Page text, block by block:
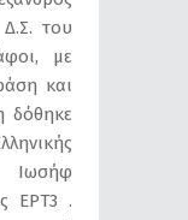
του
με
και
δόθηκε
Ιωσήφ
ΕΡΤ3 .